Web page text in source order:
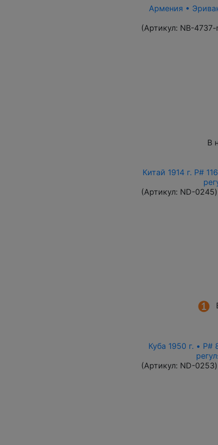
Армения •
(Артикул: NB-4737-
В
Китай 1914 г. P#
(Артикул: ND-0245)
Куба 1950 г. •
(Артикул: ND-0253)